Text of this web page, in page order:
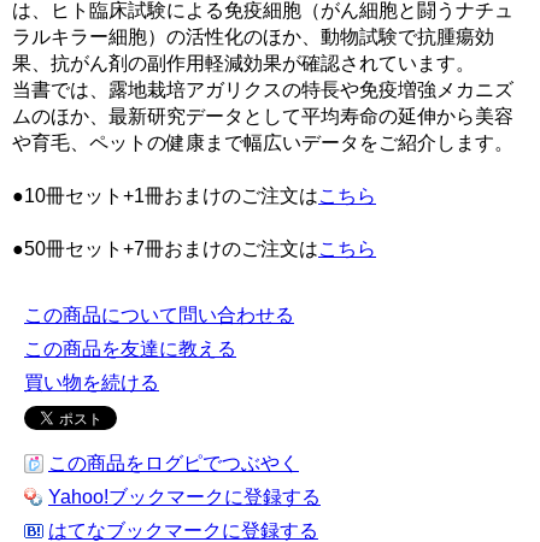
は、ヒト臨床試験による免疫細胞（がん細胞と闘うナチュ
ラルキラー細胞）の活性化のほか、動物試験で抗腫瘍効
果、抗がん剤の副作用軽減効果が確認されています。
当書では、露地栽培アガリクスの特長や免疫増強メカニズ
ムのほか、最新研究データとして平均寿命の延伸から美容
や育毛、ペットの健康まで幅広いデータをご紹介します。
●10冊セット+1冊おまけのご注文はこちら
●50冊セット+7冊おまけのご注文はこちら
この商品について問い合わせる
この商品を友達に教える
買い物を続ける
この商品をログピでつぶやく
Yahoo!ブックマークに登録する
はてなブックマークに登録する